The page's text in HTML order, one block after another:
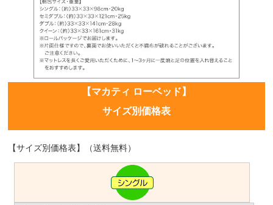
【マカティ ローベッド】
サイズ別価格表
【サイズ別価格表】（送料無料）